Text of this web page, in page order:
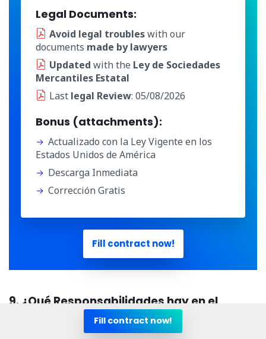
Legal Documents:
Avoid legal troubleswith our
documents made by lawyers
Updated with the Ley de Sociedades
Mercantiles Estatal
Last legal Review: 05/08/2026
Bonus (attachments):
Actualizado con la Ley Vigente en los
Estados Unidos de América
Descarga Inmediata
Corrección Gratis
Fill contract now!
9. ¿Qué Responsabilidades hay en el
Contrato de Sociedad Mercantil en los
Estados Unidos de América?
Fill contract now!